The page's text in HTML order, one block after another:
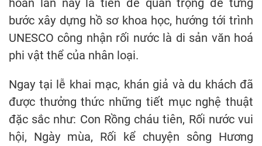
hoan lần này là tiền đề quan trọng để từng
bước xây dựng hồ sơ khoa học, hướng tới trình
UNESCO công nhận rối nước là di sản văn hoá
phi vật thể của nhân loại.
Ngay tại lễ khai mạc, khán giả và du khách đã
được thưởng thức những tiết mục nghệ thuật
đặc sắc như: Con Rồng cháu tiên, Rối nước vui
hội, Ngày mùa, Rối kể chuyện sông Hương